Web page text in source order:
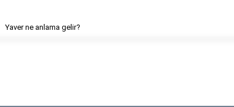
Yaver ne anlama gelir?